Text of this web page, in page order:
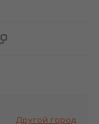
Другой город